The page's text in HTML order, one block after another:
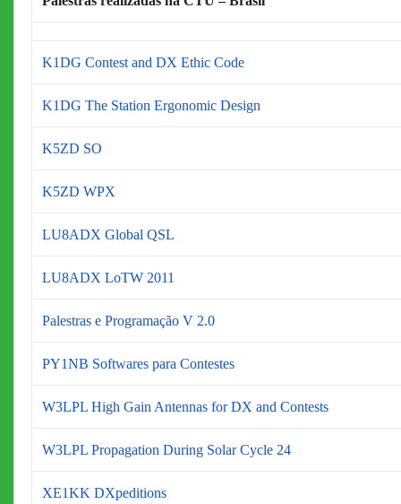
K1DG Contest and DX Ethic Code
K1DG The Station Ergonomic Design
K5ZD SO
K5ZD WPX
LU8ADX Global QSL
LU8ADX LoTW 2011
Palestras e Programação V 2.0
PY1NB Softwares para Contestes
W3LPL High Gain Antennas for DX and Contests
W3LPL Propagation During Solar Cycle 24
XE1KK DXpeditions